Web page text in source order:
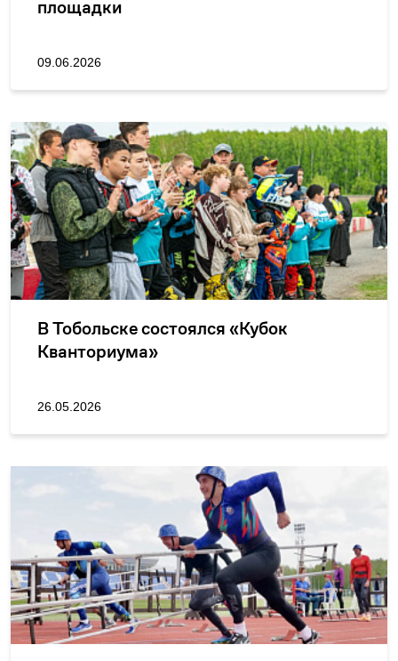
площадки
09.06.2026
В Тобольске состоялся «Кубок
Кванториума»
26.05.2026